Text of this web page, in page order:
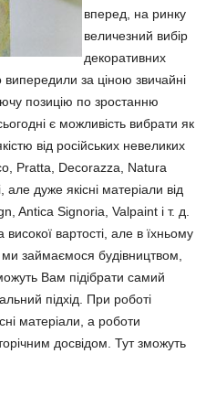
вперед, на ринку
величезний вибір
декоративних
випередили за ціною звичайні
позицію по зростанню
є можливість вибрати як
від російських невеликих
Pratta, Decorazza, Natura
дуже якісні матеріали від
Antica Signoria, Valpaint і т. д.
високої вартості, але в їхньому
займаємося будівництвом,
Вам підібрати самий
підхід. При роботі
матеріали, а роботи
досвідом. Тут зможуть